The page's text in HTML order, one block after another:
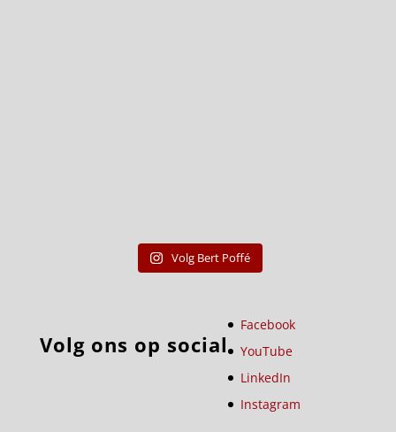
Volg Bert Poffé
Volg ons op social
Facebook
YouTube
LinkedIn
Instagram